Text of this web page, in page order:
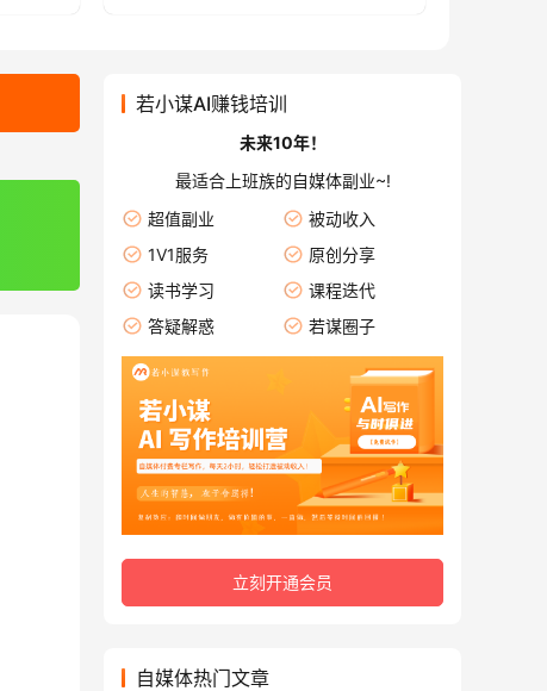
若小谋AI赚钱培训
未来10年！
最适合上班族的自媒体副业~!
超值副业
被动收入
1V1服务
原创分享
读书学习
课程迭代
答疑解惑
若谋圈子
立刻开通会员
自媒体热门文章